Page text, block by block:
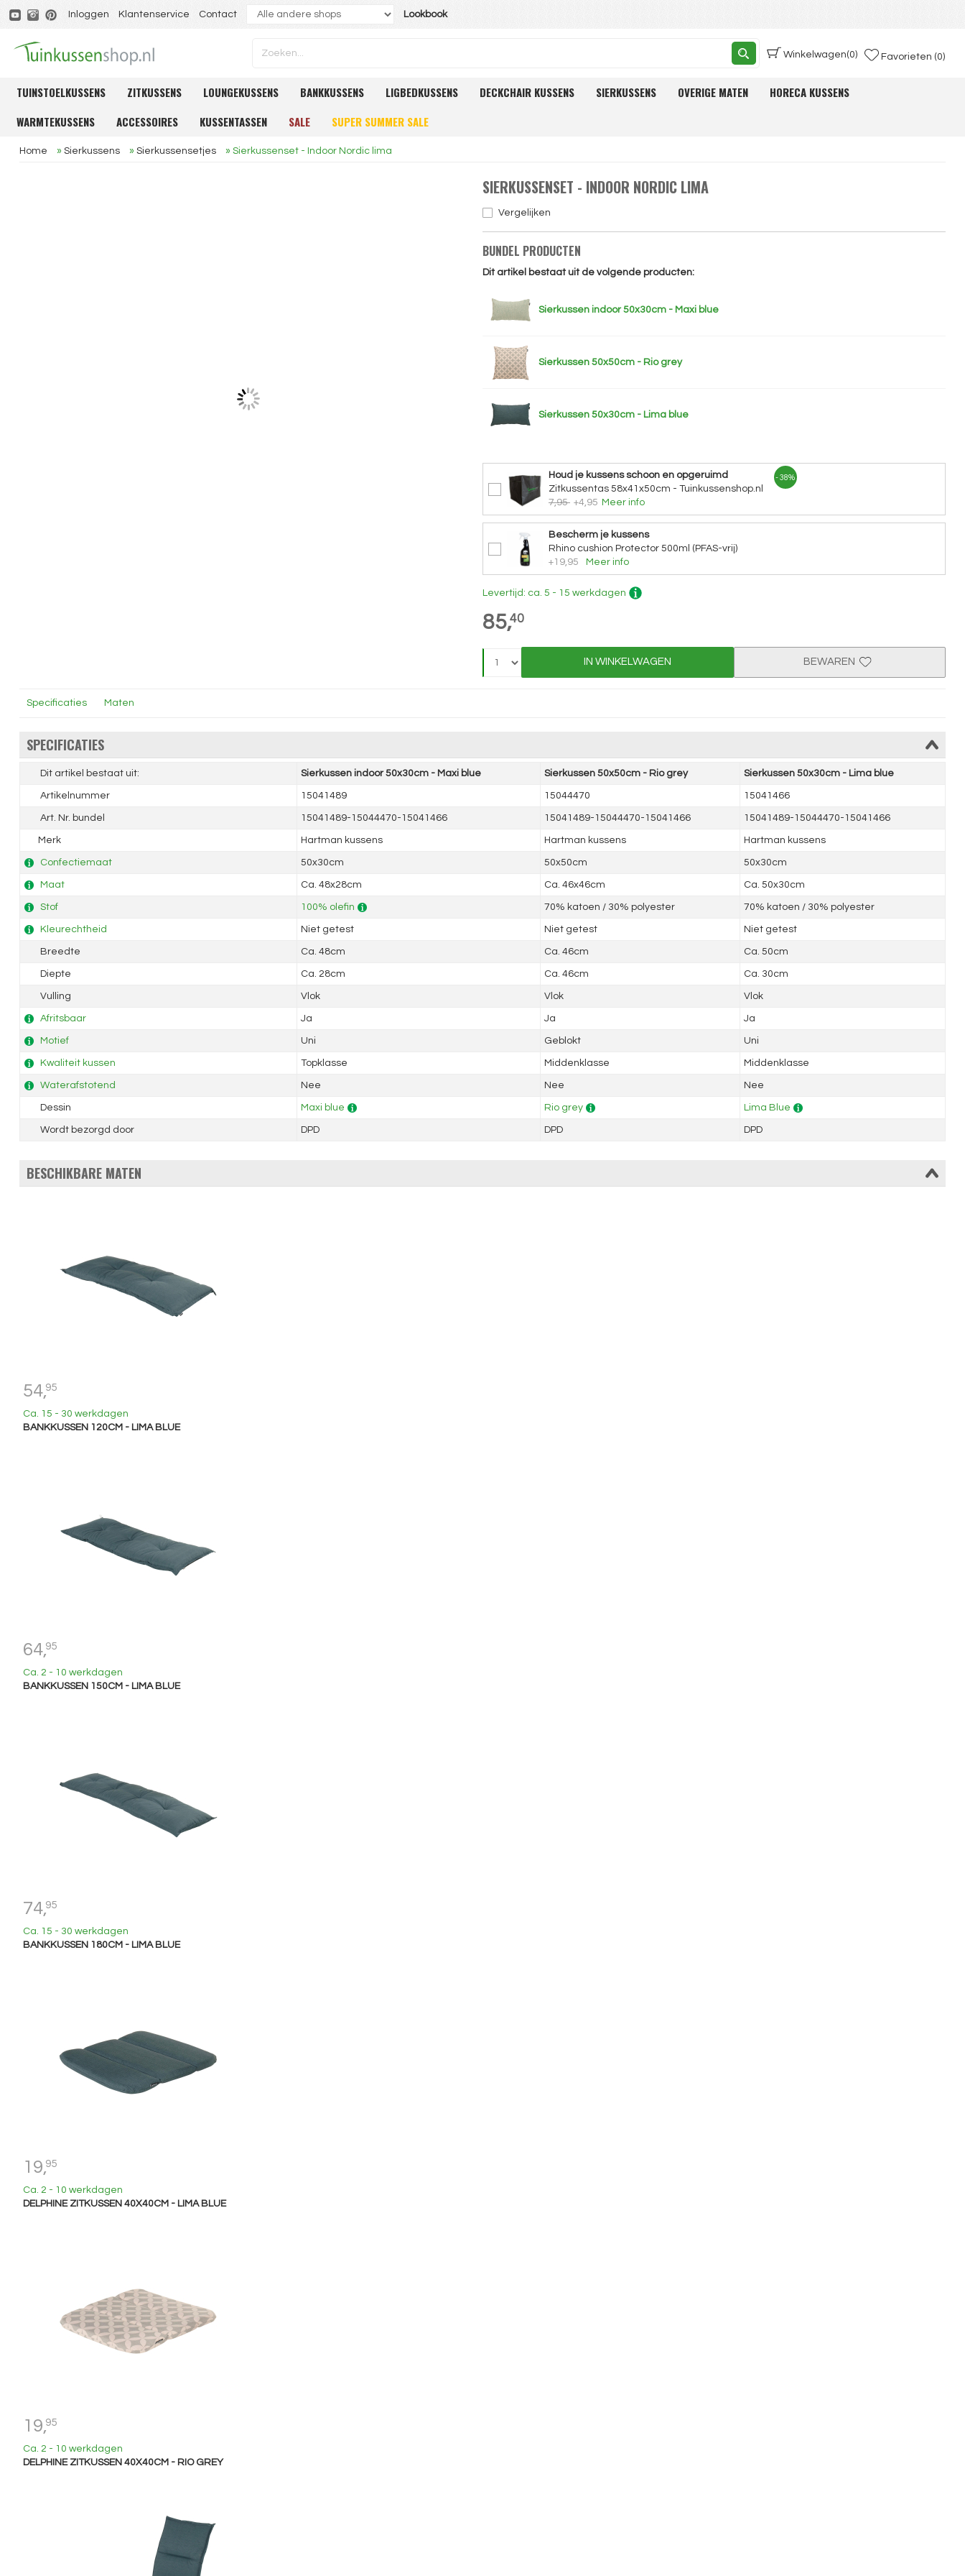
Inloggen Klantenservice Contact Lookbook
Winkelwagen(0) Favorieten (0)
TUINSTOELKUSSENS ZITKUSSENS LOUNGEKUSSENS BANKKUSSENS LIGBEDKUSSENS DECKCHAIR KUSSENS SIERKUSSENS OVERIGE MATEN
HORECA KUSSENS
WARMTEKUSSENS
ACCESSOIRES KUSSENTASSEN SALE SUPER SUMMER SALE
Home » Sierkussens » Sierkussensetjes » Sierkussenset - Indoor Nordic lima
SIERKUSSENSET - INDOOR NORDIC LIMA
Vergelijken
BUNDEL PRODUCTEN
Dit artikel bestaat uit de volgende producten:
Sierkussen indoor 50x30cm - Maxi blue
Sierkussen 50x50cm - Rio grey
Sierkussen 50x30cm - Lima blue
Houd je kussens schoon en opgeruimd
Zitkussentas 58x41x50cm - Tuinkussenshop.nl
7,95 +4,95 Meer info
- 38%
Bescherm je kussens
Rhino cushion Protector 500ml (PFAS-vrij)
+19,95
Meer info
Levertijd: ca. 5 - 15 werkdagen
85,40
IN WINKELWAGEN BEWAREN
Specificaties Maten
SPECIFICATIES
Dit artikel bestaat uit: Sierkussen indoor 50x30cm - Maxi blue Sierkussen 50x50cm - Rio grey Sierkussen 50x30cm - Lima blue
Artikelnummer 15041489 15044470 15041466
Art. Nr. bundel 15041489-15044470-15041466 15041489-15044470-15041466 15041489-15044470-15041466
Merk Hartman kussens Hartman kussens Hartman kussens
Confectiemaat 50x30cm 50x50cm 50x30cm
Maat Ca. 48x28cm Ca. 46x46cm Ca. 50x30cm
Stof 100% olefin 70% katoen / 30% polyester 70% katoen / 30% polyester
Kleurechtheid Niet getest Niet getest Niet getest
Breedte Ca. 48cm Ca. 46cm Ca. 50cm
Diepte Ca. 28cm Ca. 46cm Ca. 30cm
Vulling Vlok Vlok Vlok
Afritsbaar Ja Ja Ja
Motief Uni Geblokt Uni
Kwaliteit kussen Topklasse Middenklasse Middenklasse
Waterafstotend Nee Nee Nee
Dessin Maxi blue Rio grey Lima Blue
Wordt bezorgd door DPD DPD DPD
BESCHIKBARE MATEN
54,95
Ca. 15 - 30 werkdagen
BANKKUSSEN 120CM - LIMA BLUE
64,95
Ca. 2 - 10 werkdagen
BANKKUSSEN 150CM - LIMA BLUE
74,95
Ca. 15 - 30 werkdagen
BANKKUSSEN 180CM - LIMA BLUE
19,95
Ca. 2 - 10 werkdagen
DELPHINE ZITKUSSEN 40X40CM - LIMA BLUE
19,95
Ca. 2 - 10 werkdagen
DELPHINE ZITKUSSEN 40X40CM - RIO GREY